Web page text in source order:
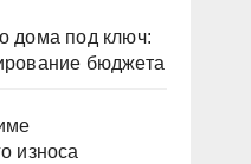
дома под ключ:
бюджета
износа